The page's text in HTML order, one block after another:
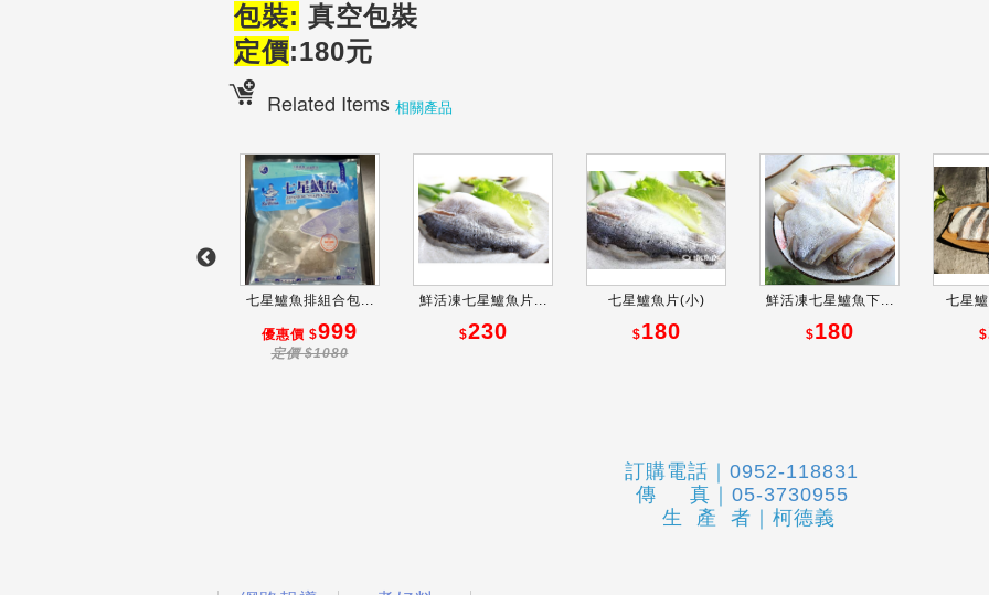
包裝: 真空包裝
定價:180元
Related Items 相關產品
七星鱸魚排組合包...
優惠價 $999
定價 $1080
鮮活凍七星鱸魚片...
$230
七星鱸魚片(小)
$180
鮮活凍七星鱸魚下...
$180
七星
$
訂購電話｜ 0952-118831
傳 真｜ 05-3730955
生 產 者｜柯德義